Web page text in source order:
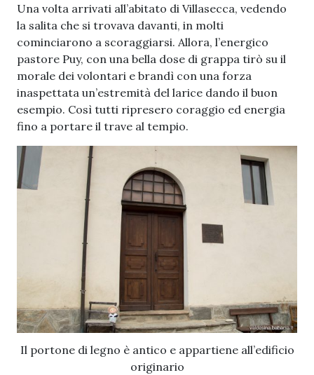
Una volta arrivati all’abitato di Villasecca, vedendo
la salita che si trovava davanti, in molti
cominciarono a scoraggiarsi. Allora, l’energico
pastore Puy, con una bella dose di grappa tirò su il
morale dei volontari e brandì con una forza
inaspettata un’estremità del larice dando il buon
esempio. Così tutti ripresero coraggio ed energia
fino a portare il trave al tempio.
Il portone di legno è antico e appartiene all’edificio
originario